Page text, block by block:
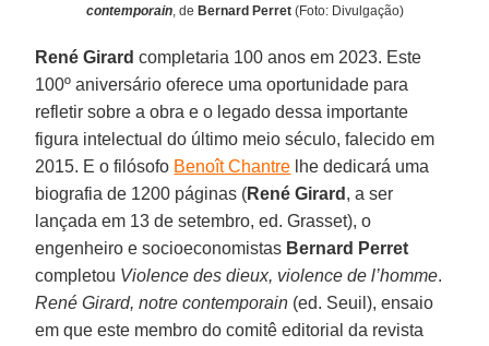
contemporain, de Bernard Perret(Foto: Divulgação)
René Girard completaria 100 anos em 2023. Este
100º aniversário oferece uma oportunidade para
refletir sobre a obra e o legado dessa importante
figura intelectual do último meio século, falecido em
2015. E o filósofo Benoît Chantre lhe dedicará uma
biografia de 1200 páginas (René Girard , a ser
lançada em 13 de setembro, ed. Grasset), o
engenheiro e socioeconomistas Bernard Perret
completou Violence des dieux, violence de l’homme.
René Girard, notre contemporain (ed. Seuil), ensaio
em que este membro do comitê editorial da revista